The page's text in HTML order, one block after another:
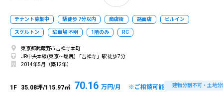
テナント募集中 駅徒歩 7分以内 商店街 路面店 ビルイン
スケルトン 駐車場 不明 1階のみ RC
東京都武蔵野市吉祥寺本町
JR中央本線(東京～塩尻) 「吉祥寺」駅 徒歩7分
2014年5月（築12年）
1F 35.08坪/115.97㎡ 70.16 万円/月 ※ご相談可能 建物分割不可・土地分